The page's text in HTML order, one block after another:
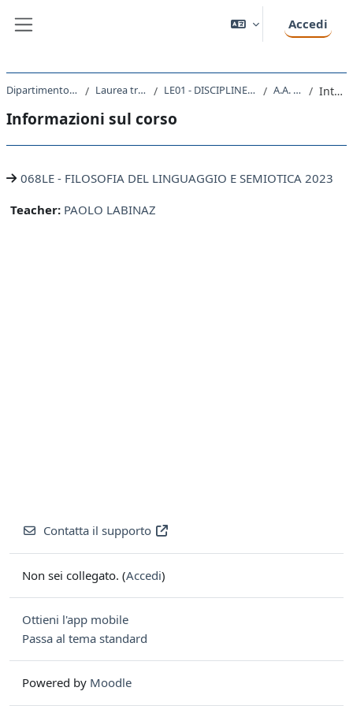
Accedi
Dipartimento di Studi Umanistici Laurea triennale (DM270) LE01 - DISCIPLINE STORICHE E FILOSOFICHE A.A. 2023 - 2024 Introduzione
Informazioni sul corso
068LE - FILOSOFIA DEL LINGUAGGIO E SEMIOTICA 2023
Teacher: PAOLO LABINAZ
Contatta il supporto
Non sei collegato. (Accedi)
Ottieni l'app mobile
Passa al tema standard
Powered by Moodle